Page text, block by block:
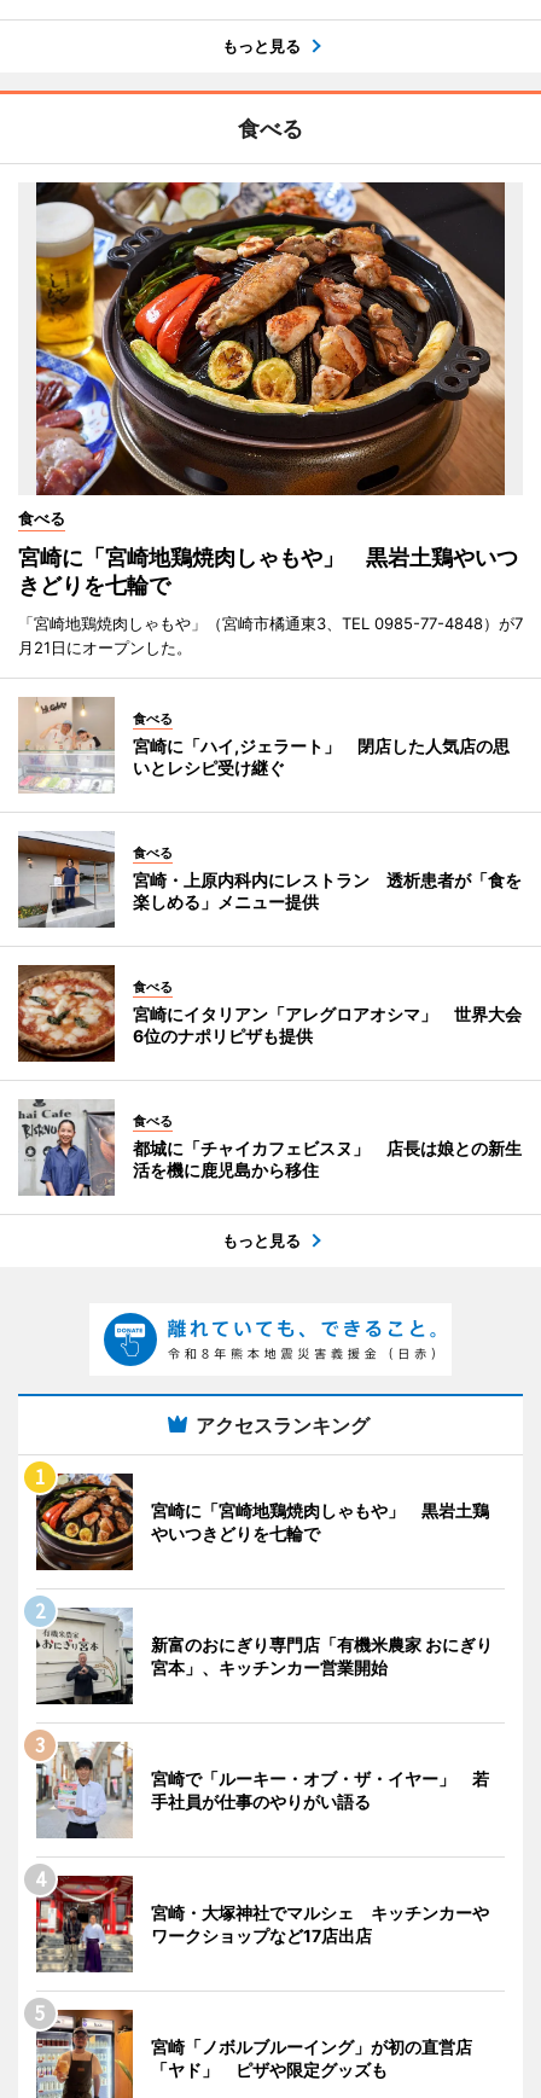
もっと見る
食べる
食べる
宮崎に「宮崎地鶏焼肉しゃもや」 黒岩土鶏やいつ
きどりを七輪で
「宮崎地鶏焼肉しゃもや」（宮崎市橘通東3、TEL 0985-77-4848）が7
月21日にオープンした。
食べる
宮崎に「ハイ,ジェラート」 閉店した人気店の思
いとレシピ受け継ぐ
食べる
宮崎・上原内科内にレストラン 透析患者が「食を
楽しめる」メニュー提供
食べる
宮崎にイタリアン「アレグロアオシマ」 世界大会
6位のナポリピザも提供
食べる
都城に「チャイカフェビスヌ」 店長は娘との新生
活を機に鹿児島から移住
もっと見る
アクセスランキング
宮崎に「宮崎地鶏焼肉しゃもや」 黒岩土鶏
やいつきどりを七輪で
新富のおにぎり専門店「有機米農家 おにぎり
宮本」、キッチンカー営業開始
宮崎で「ルーキー・オブ・ザ・イヤー」 若
手社員が仕事のやりがい語る
宮崎・大塚神社でマルシェ キッチンカーや
ワークショップなど17店出店
宮崎「ノボルブルーイング」が初の直営店
「ヤド」 ピザや限定グッズも